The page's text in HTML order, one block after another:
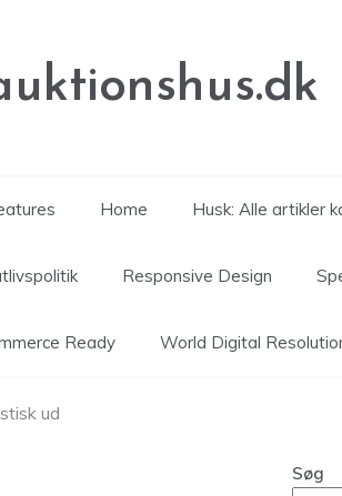
Home Husk: Alle artikler
Responsive Design
Ready World Digital
ud
Søg